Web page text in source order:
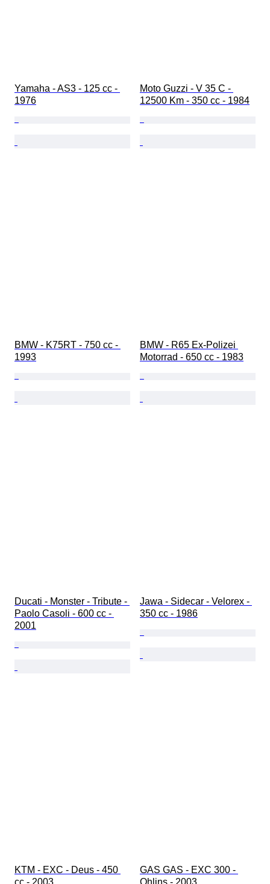
Yamaha - AS3 - 125 cc -
1976
Moto Guzzi - V 35 C -
12500 Km - 350 cc - 1984
BMW - K75RT - 750 cc -
1993
BMW - R65 Ex-Polizei
Motorrad - 650 cc - 1983
Ducati - Monster - Tribute -
Paolo Casoli - 600 cc -
2001
Jawa - Sidecar - Velorex -
350 cc - 1986
KTM - EXC - Deus - 450
GAS GAS - EXC 300 -